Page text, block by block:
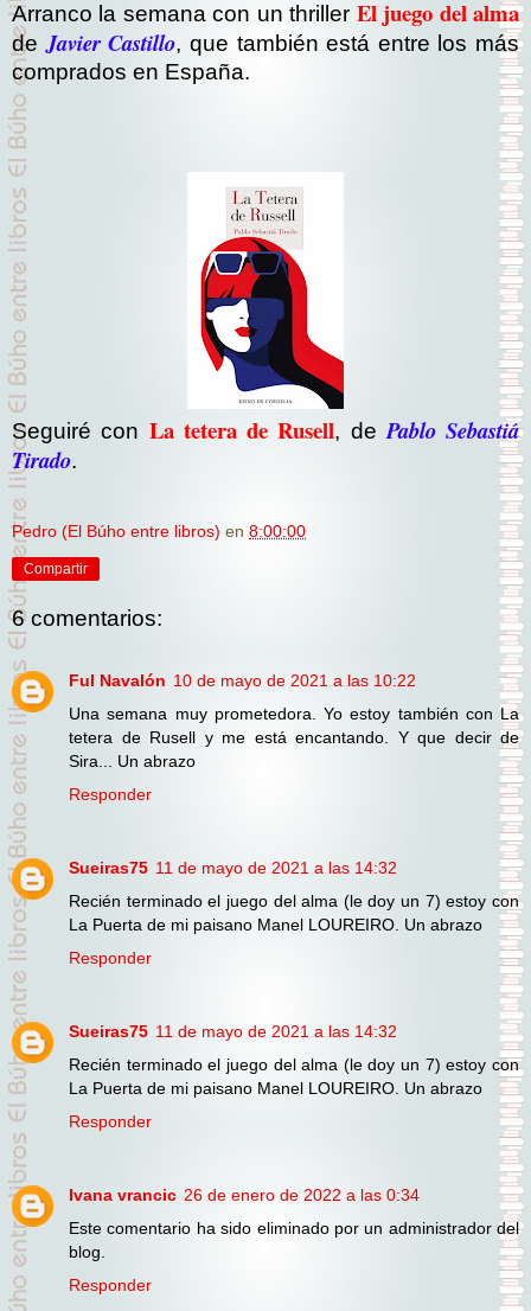
Arranco la semana con un thriller El juego del alma
de Javier Castillo, que también está entre los más
comprados en España.
Seguiré con La tetera de Rusell, de Pablo Sebastiá
Tirado.
Pedro (El Búho entre libros) en 8:00:00
Compartir
6 comentarios:
Ful Navalón 10 de mayo de 2021 a las 10:22
Una semana muy prometedora. Yo estoy también con La
tetera de Rusell y me está encantando. Y que decir de
Sira... Un abrazo
Responder
Sueiras75 11 de mayo de 2021 a las 14:32
Recién terminado el juego del alma (le doy un 7) estoy con
La Puerta de mi paisano Manel LOUREIRO. Un abrazo
Responder
Sueiras75 11 de mayo de 2021 a las 14:32
Recién terminado el juego del alma (le doy un 7) estoy con
La Puerta de mi paisano Manel LOUREIRO. Un abrazo
Responder
Ivana vrancic 26 de enero de 2022 a las 0:34
Este comentario ha sido eliminado por un administrador del
blog.
Responder